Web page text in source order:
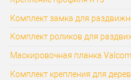
Комплект замка для
Комплект роликов для
Маскировочная планка
Комплект крепления для